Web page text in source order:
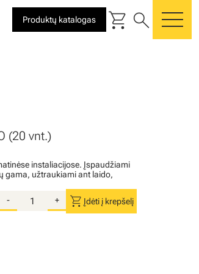
Produktų katalogas shopping_cart search
(20 vnt.)
instaliacijose. Įspaudžiami
gama, užtraukiami ant laido,
- + shopping_cart Įdėti į krepšelį